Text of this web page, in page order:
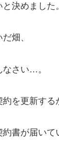
決めました。
畑、
さい…。
を更新する
書が届いて